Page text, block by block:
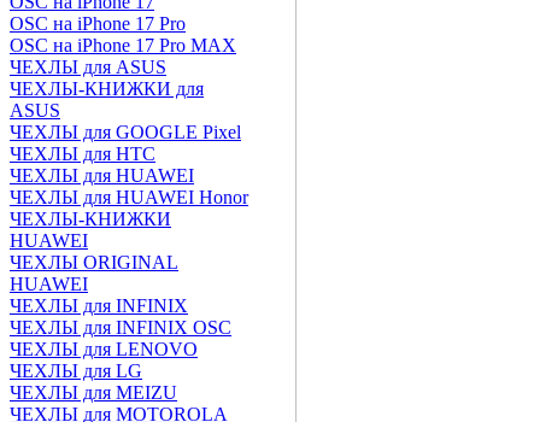
OSC на iPhone 17 Pro
OSC на iPhone 17 Pro MAX
ЧЕХЛЫ для ASUS
ЧЕХЛЫ-КНИЖКИ для
ASUS
ЧЕХЛЫ для GOOGLE Pixel
ЧЕХЛЫ для HTC
ЧЕХЛЫ для HUAWEI
ЧЕХЛЫ для HUAWEI Honor
ЧЕХЛЫ-КНИЖКИ
HUAWEI
ЧЕХЛЫ ORIGINAL
HUAWEI
ЧЕХЛЫ для INFINIX
ЧЕХЛЫ для INFINIX OSC
ЧЕХЛЫ для LENOVO
ЧЕХЛЫ для LG
ЧЕХЛЫ для MEIZU
ЧЕХЛЫ для MOTOROLA